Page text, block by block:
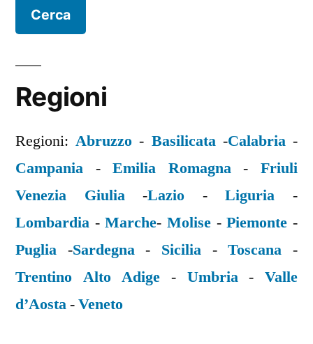
Regioni
Regioni:Abruzzo - Basilicata-Calabria-
Campania -Emilia Romagna-Friuli
Venezia Giulia-Lazio -Liguria -
Lombardia -Marche-Molise -Piemonte -
Puglia -Sardegna- Sicilia -Toscana -
Trentino Alto Adige - Umbria-Valle
d’Aosta-Veneto